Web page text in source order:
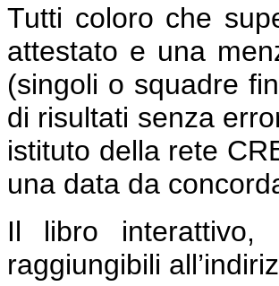
Tutti coloro che
attestato e una
(singoli o squadre
di risultati senza
istituto della rete
una data da
Il libro
raggiungibili